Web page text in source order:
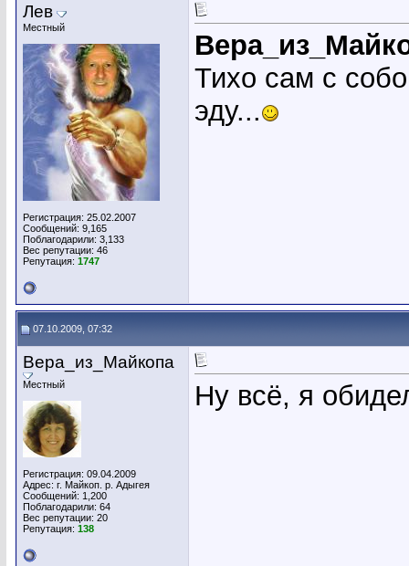
Лев
Местный
Регистрация: 25.02.2007
Сообщений: 9,165
Поблагодарили: 3,133
Вес репутации: 46
Репутация: 1747
Тихо сам с
эду...
07.10.2009, 07:32
Вера_из_Майкопа
Местный
Регистрация: 09.04.2009
Адрес: г. Майкоп. р. Адыгея
Сообщений: 1,200
Поблагодарили: 64
Вес репутации: 20
Репутация: 138
Ну всё, я